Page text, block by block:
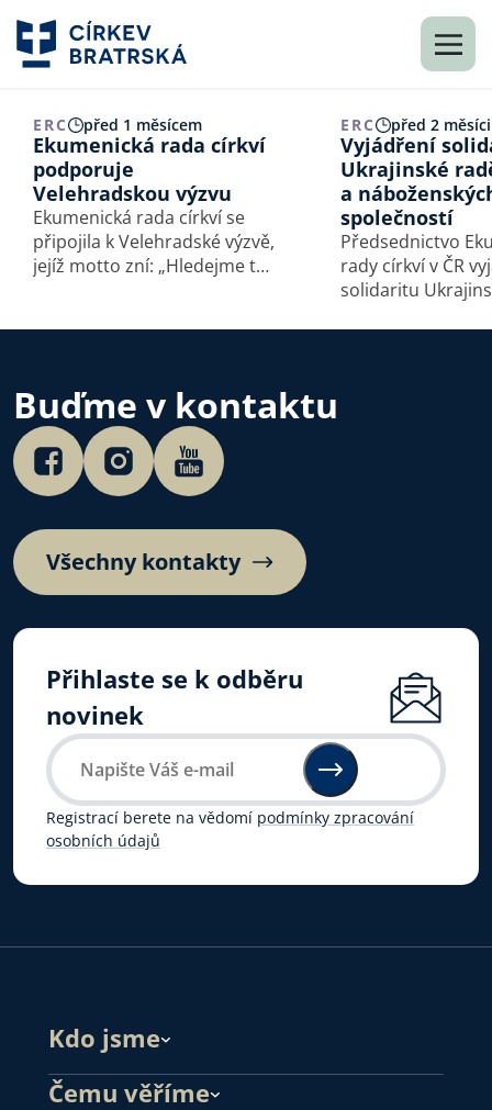
ERC před 1 měsícem
Ekumenická rada církví
podporuje
Velehradskou výzvu
Ekumenická rada církví se
připojila k Velehradské výzvě,
jejíž motto zní: „Hledejme to,
Dní dobré vůle na Velehradě
4. 7. 2026.…
ERC před 2 měsíci
Vyjádření
Ukrajinské
a
společností
Předsednictvo
rady církví v ČR
solidaritu
Buďme v kontaktu
Všechny kontakty
Přihlaste se k odběru
novinek
Registrací berete na vědomí podmínky zpracování
osobních údajů
Kdo jsme
Čemu věříme